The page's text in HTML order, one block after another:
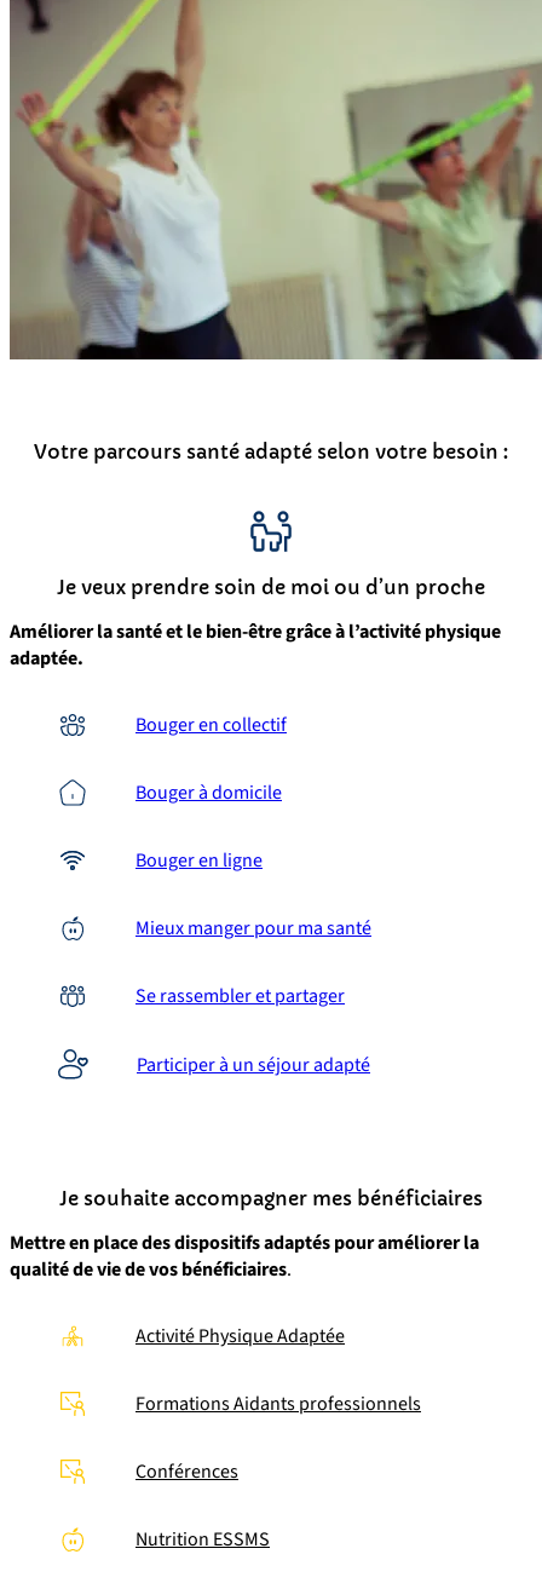
Votre parcours santé adapté selon votre besoin :
Je veux prendre soin de moi ou d’un proche
Améliorer la santé et le bien-être grâce à l’activité physique
adaptée.
Bouger en collectif
Bouger à domicile
Bouger en ligne
Mieux manger pour ma santé
Se rassembler et partager
Participer à un séjour adapté
Je souhaite accompagner mes bénéficiaires
Mettre en place des dispositifs adaptés pour améliorer la
qualité de vie de vos bénéficiaires.
Activité Physique Adaptée
Formations Aidants professionnels
Conférences
Nutrition ESSMS